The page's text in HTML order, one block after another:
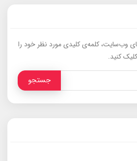
وب‌سایت، کلمه‌ی کلیدی مورد نظر خود را
کنید.
جستجو